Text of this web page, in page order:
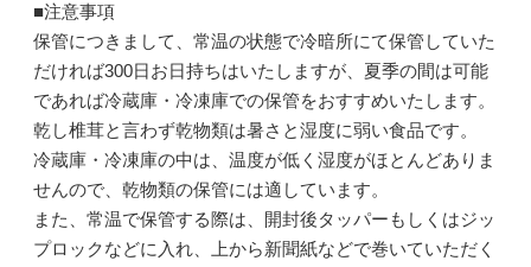
■注意事項
保管につきまして、常温の状態で冷暗所にて保管していた
だければ300日お日持ちはいたしますが、夏季の間は可能
であれば冷蔵庫・冷凍庫での保管をおすすめいたします。
乾し椎茸と言わず乾物類は暑さと湿度に弱い食品です。
冷蔵庫・冷凍庫の中は、温度が低く湿度がほとんどありま
せんので、乾物類の保管には適しています。
また、常温で保管する際は、開封後タッパーもしくはジッ
プロックなどに入れ、上から新聞紙などで巻いていただく